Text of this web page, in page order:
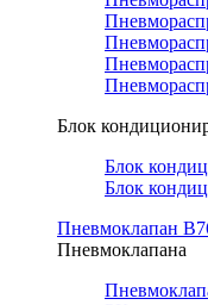
Блок
Блок
Блок
Пневмоклапан
Пневмоклапана